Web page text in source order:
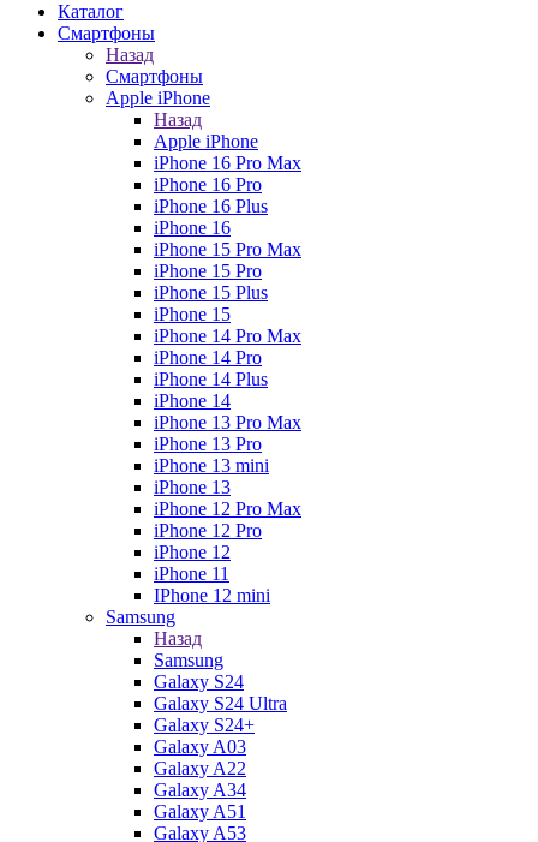
Каталог
Смартфоны
Назад
Смартфоны
Apple iPhone
Назад
Apple iPhone
iPhone 16 Pro Max
iPhone 16 Pro
iPhone 16 Plus
iPhone 16
iPhone 15 Pro Max
iPhone 15 Pro
iPhone 15 Plus
iPhone 15
iPhone 14 Pro Max
iPhone 14 Pro
iPhone 14 Plus
iPhone 14
iPhone 13 Pro Max
iPhone 13 Pro
iPhone 13 mini
iPhone 13
iPhone 12 Pro Max
iPhone 12 Pro
iPhone 12
iPhone 11
IPhone 12 mini
Samsung
Назад
Samsung
Galaxy S24
Galaxy S24 Ultra
Galaxy S24+
Galaxy A03
Galaxy A22
Galaxy A34
Galaxy A51
Galaxy A53